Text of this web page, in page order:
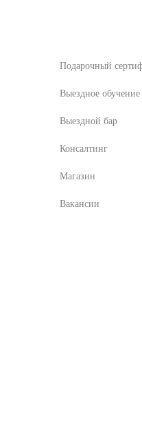
Подарочный
Выездное обучение
Выездной бар
Консалтинг
Магазин
Вакансии